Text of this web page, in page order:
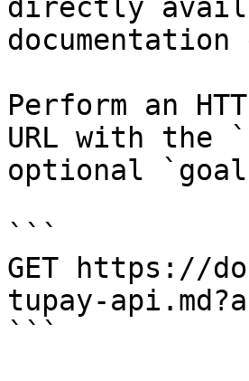
directly
Perform an
URL with the
optional
```
GET https://
tupay-
```